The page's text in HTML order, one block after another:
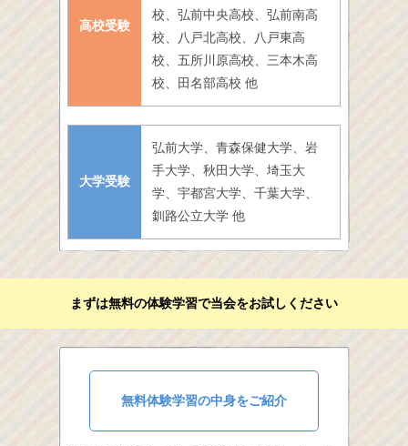
高校受験
校、弘前中央高校、弘前南高
校、八戸北高校、八戸東高
校、五所川原高校、三本木高
校、田名部高校 他
大学受験
弘前大学、青森保健大学、岩
手大学、秋田大学、埼玉大
学、宇都宮大学、千葉大学、
釧路公立大学 他
まずは無料の体験学習で当会をお試しください
無料体験学習の中身をご紹介